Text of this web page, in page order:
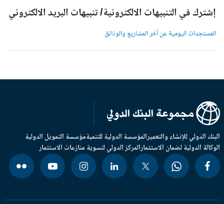
إشترك في التنبيهات الالكترونية/ تنبيهات البريد الالكتروني
المستجدات اليومية عن آخر المشاريع والوثائق
الدولي للإنشاء والتعميرالمؤسسة الدولية للتنميةمؤسسة التمويل الدولية
الدولية لضمان الاستثمارالمركز الدولي لتسوية منازعات الاستثمار